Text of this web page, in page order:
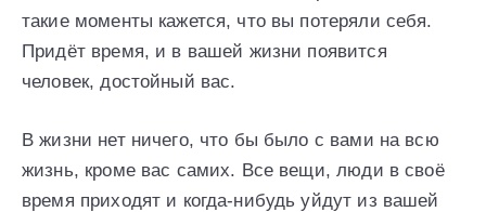
такие моменты кажется, что вы потеряли себя.
Придёт время, и в вашей жизни появится
человек, достойный вас.
В жизни нет ничего, что бы было с вами на всю
жизнь, кроме вас самих. Все вещи, люди в своё
время приходят и когда-нибудь уйдут из вашей